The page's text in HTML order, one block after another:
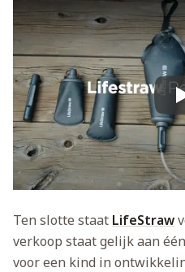
Ten slotte staat LifeStraw
verkoop staat gelijk aan
voor een kind in